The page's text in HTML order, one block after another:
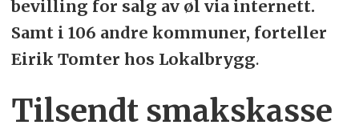
bevilling for salg av øl via internett.
Samt i 106 andre kommuner, forteller
Eirik Tomter hos Lokalbrygg.
Tilsendt smakskasse